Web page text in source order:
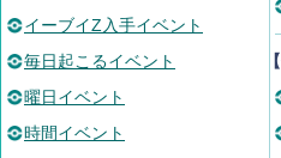
イーブイZ入手イベント
毎日起こるイベント
曜日イベント
時間イベント